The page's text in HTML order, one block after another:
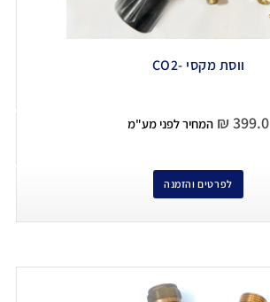
ווסת מקסי -CO2
₪ 399.0 המחיר לפני מע"מ
לפרטים והזמנה